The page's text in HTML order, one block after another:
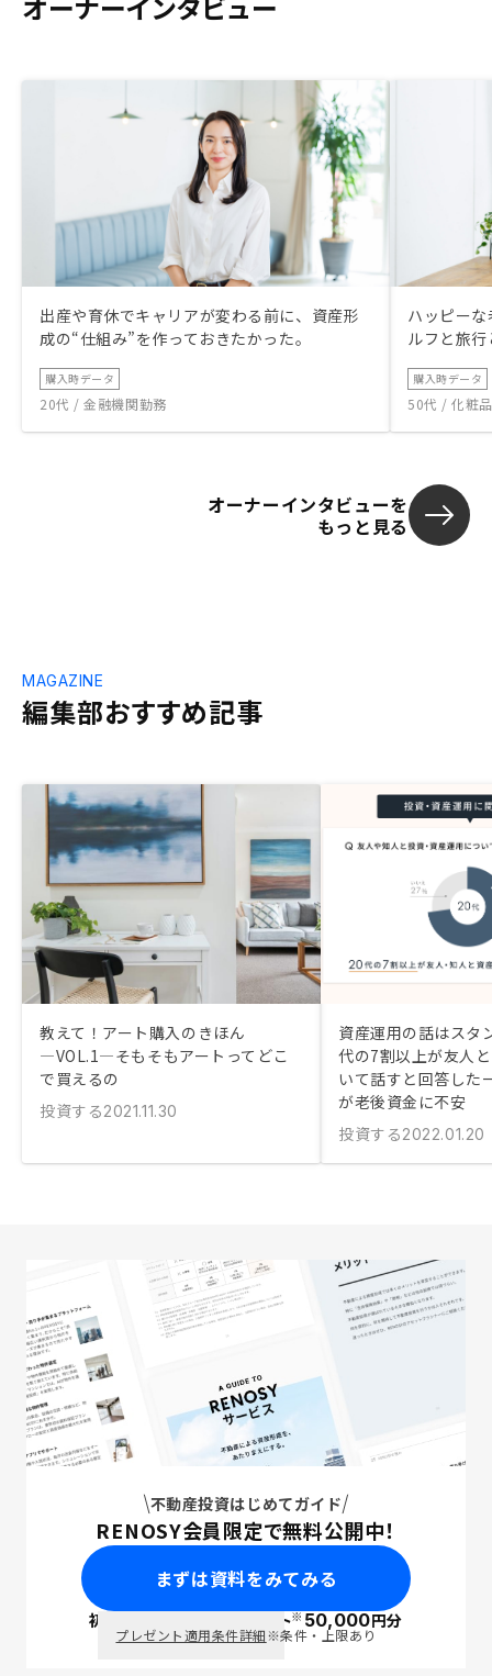
出産や育休でキャリアが変わる前に、資産形
成の“仕組み”を作っておきたかった。
購入時データ
20代 / 金融機関勤務
ハッピー
ルフと旅
購入時データ
50代 / 化粧
オーナーインタビューを
もっと見る
編集部おすすめ記事
MAGAZINE
教えて！アート購入のきほん
―VOL.1―そもそもアートってどこ
で買えるの
投資する2021.11.30
資産運用の話はスタ
代の7割以上が友人
いて話すと回答した
が老後資金に不安
投資する2022.01.20
不動産投資はじめてガイド
RENOSY会員限定で無料公開中！
まずは資料をみてみる
初回面談で ポイント※50,000円分
プレゼント適用条件詳細※条件・上限あり